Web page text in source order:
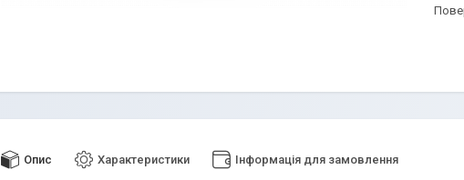
Опис Характеристики Інформація для замовлення